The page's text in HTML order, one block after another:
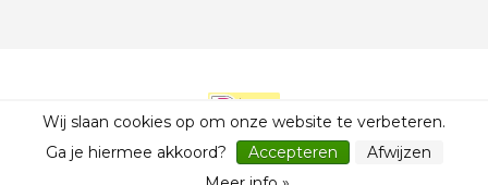
© Thuiskeukens.nl Sitemap
Wij slaan cookies op om onze website te verbeteren.
Ga je hiermee akkoord?
Accepteren
Afwijzen